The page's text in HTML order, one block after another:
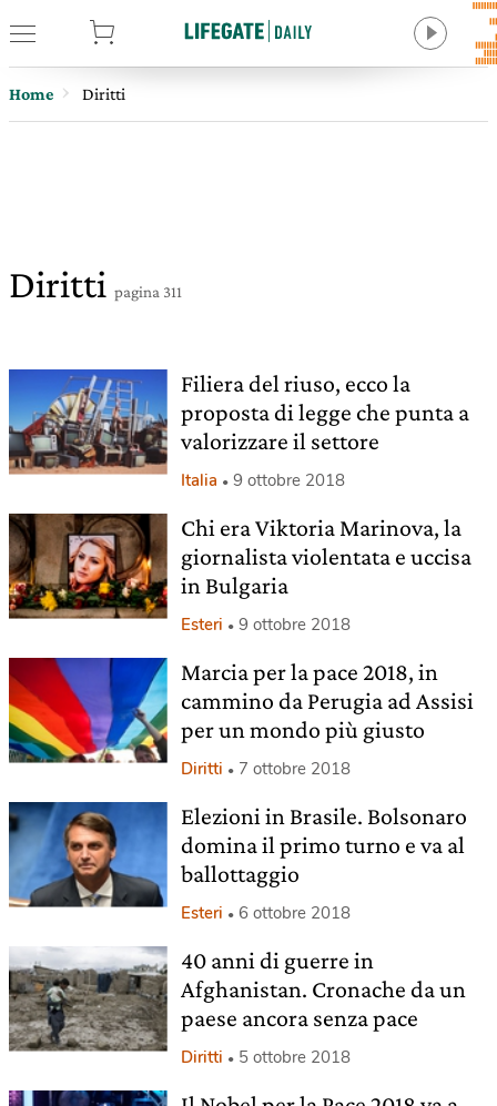
Home Diritti
Diritti pagina 311
Filiera del riuso, ecco la
proposta di legge che punta a
valorizzare il settore
Italia 9 ottobre 2018
Chi era Viktoria Marinova, la
giornalista violentata e uccisa
in Bulgaria
Esteri 9 ottobre 2018
Marcia per la pace 2018, in
cammino da Perugia ad Assisi
per un mondo più giusto
Diritti 7 ottobre 2018
Elezioni in Brasile. Bolsonaro
domina il primo turno e va al
ballottaggio
Esteri 6 ottobre 2018
40 anni di guerre in
Afghanistan. Cronache da un
paese ancora senza pace
Diritti 5 ottobre 2018